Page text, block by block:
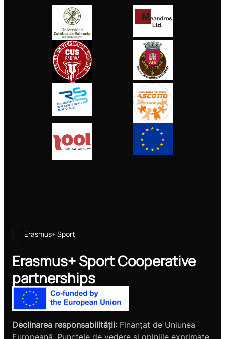
Erasmus+ Sport
Erasmus+ Sport Cooperative
partnerships
Declinarea responsabilității: Finanțat de Uniunea
Europeană. Punctele de vedere și opiniile exprimate